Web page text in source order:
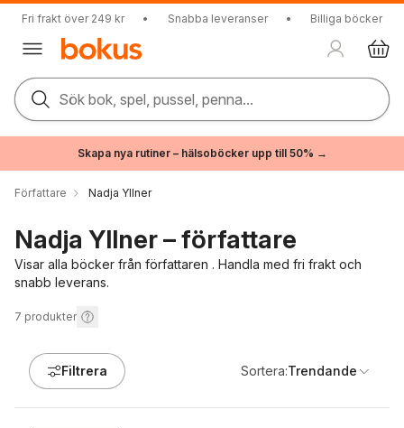
Fri frakt över 249 kr • Snabba leveranser • Billiga böcker
Sök bok, spel, pussel, penna...
Skapa nya rutiner – hälsoböcker upp till 50% →
Författare Nadja Yllner
Nadja Yllner – författare
Visar alla böcker från författaren . Handla med fri frakt och
snabb leverans.
7 produkter
Filtrera Sortera:Trendande